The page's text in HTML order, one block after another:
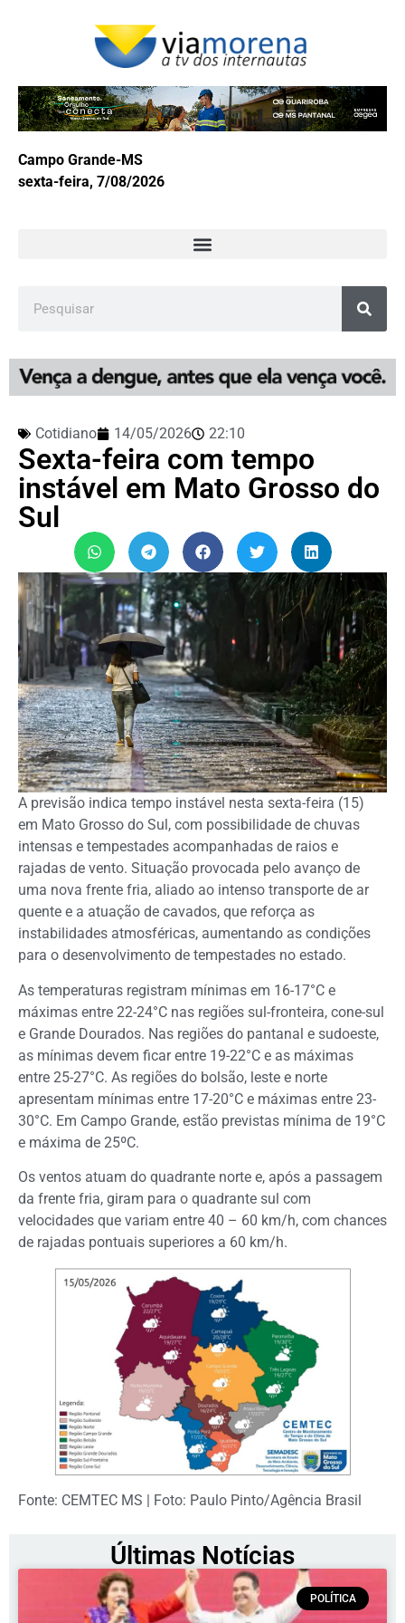
Campo Grande-MS
sexta-feira, 7/08/2026
Cotidiano 14/05/2026 22:10
Sexta-feira com tempo
instável em Mato Grosso do
Sul
A previsão indica tempo instável nesta sexta-feira (15)
em Mato Grosso do Sul, com possibilidade de chuvas
intensas e tempestades acompanhadas de raios e
rajadas de vento. Situação provocada pelo avanço de
uma nova frente fria, aliado ao intenso transporte de ar
quente e a atuação de cavados, que reforça as
instabilidades atmosféricas, aumentando as condições
para o desenvolvimento de tempestades no estado.
As temperaturas registram mínimas em 16-17°C e
máximas entre 22-24°C nas regiões sul-fronteira, cone-sul
e Grande Dourados. Nas regiões do pantanal e sudoeste,
as mínimas devem ficar entre 19-22°C e as máximas
entre 25-27°C. As regiões do bolsão, leste e norte
apresentam mínimas entre 17-20°C e máximas entre 23-
30°C. Em Campo Grande, estão previstas mínima de 19°C
e máxima de 25ºC.
Os ventos atuam do quadrante norte e, após a passagem
da frente fria, giram para o quadrante sul com
velocidades que variam entre 40 – 60 km/h, com chances
de rajadas pontuais superiores a 60 km/h.
Fonte: CEMTEC MS | Foto: Paulo Pinto/Agência Brasil
Últimas Notícias
POLÍTICA